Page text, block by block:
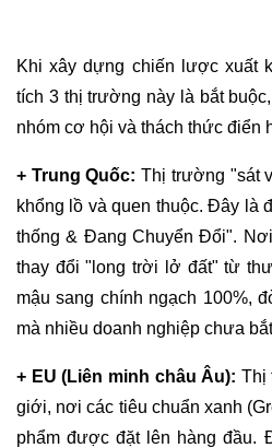
Khi xây dựng chiến lược xuất
tích 3 thị trường này là bắt
nhóm cơ hội và thách thức điển
+ Trung Quốc: Thị trường "sát
khổng lồ và quen thuộc. Đây là
thống & Đang Chuyển Đổi".
thay đổi "long trời lở đất" từ
mậu sang chính ngạch 100%,
mà nhiều doanh nghiệp chưa
+ EU (Liên minh châu Âu): Thị
giới, nơi các tiêu chuẩn xanh
phẩm được đặt lên hàng đầu.